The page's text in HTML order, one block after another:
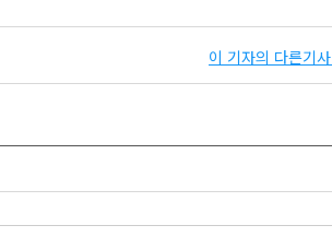
이 기자의 다른기